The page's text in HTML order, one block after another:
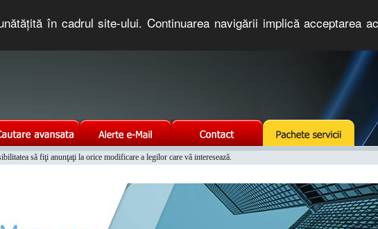
în cadrul site-ului. Continuarea navigării implică acceptarea
să fiţi anunţaţi la orice modificare a legilor care vă interesează.